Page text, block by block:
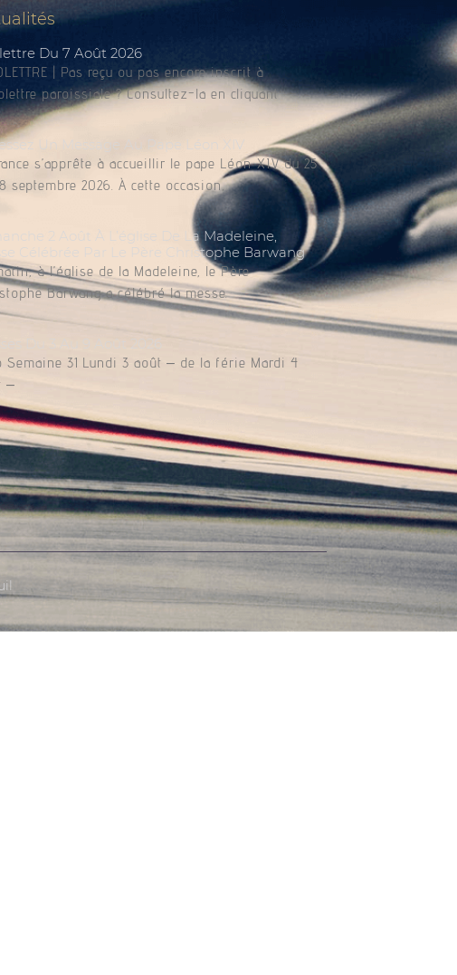
Du 7 Août 2026
| Pas reçu ou pas encore inscrit à
paroissiale ? Consultez-la en cliquant
Un Message Au Pape Léon XIV
s’apprête à accueillir le pape Léon XIV du 25
septembre 2026. À cette occasion,
2 Août À L’église De La Madeleine,
Célébrée Par Le Père Christophe Barwang
à l’église de la Madeleine, le Père
Barwang a célébré la messe.
Du 3 Au 9 Août 2026
Semaine 31 Lundi 3 août – de la férie Mardi 4
–